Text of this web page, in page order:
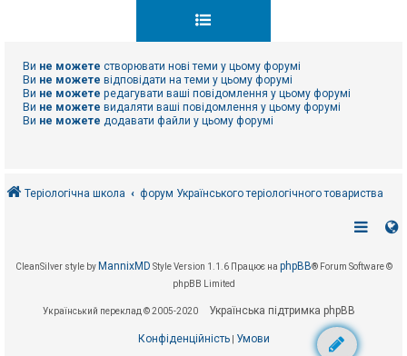
Ви не можете створювати нові теми у цьому форумі
Ви не можете відповідати на теми у цьому форумі
Ви не можете редагувати ваші повідомлення у цьому форумі
Ви не можете видаляти ваші повідомлення у цьому форумі
Ви не можете додавати файли у цьому форумі
Теріологічна школа форум Українського теріологічного товариства
CleanSilver style by MannixMD Style Version 1.1.6 Працює на phpBB® Forum Software ©
phpBB Limited
Український переклад © 2005-2020 Українська підтримка phpBB
Конфіденційність| Умови